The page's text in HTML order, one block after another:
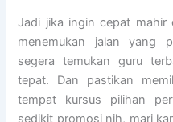
Jadi jika ingin cepat mahir
menemukan jalan yang
segera temukan guru
tepat. Dan pastikan
tempat kursus pilihan
sedikit promosi nih, mari